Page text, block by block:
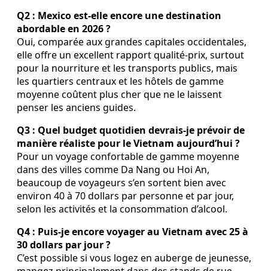
Q2 : Mexico est-elle encore une destination
abordable en 2026 ?
Oui, comparée aux grandes capitales occidentales,
elle offre un excellent rapport qualité-prix, surtout
pour la nourriture et les transports publics, mais
les quartiers centraux et les hôtels de gamme
moyenne coûtent plus cher que ne le laissent
penser les anciens guides.
Q3 : Quel budget quotidien devrais-je prévoir de
manière réaliste pour le Vietnam aujourd’hui ?
Pour un voyage confortable de gamme moyenne
dans des villes comme Da Nang ou Hoi An,
beaucoup de voyageurs s’en sortent bien avec
environ 40 à 70 dollars par personne et par jour,
selon les activités et la consommation d’alcool.
Q4 : Puis-je encore voyager au Vietnam avec 25 à
30 dollars par jour ?
C’est possible si vous logez en auberge de jeunesse,